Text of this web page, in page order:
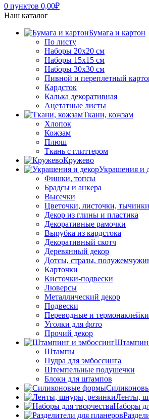
0 пунктов 0,00₽
Наш каталог
Бумага и картон
По листу
Наборы 20х20 см
Наборы 15х15 см
Наборы 30х30 см
Пивной и переплетный
Кардсток
Калька декоративная
Ацетатные листы
Ткани, кожзам
Хлопок
Кожзам
Плюш
Ткань с глиттером
Кружево
Украшения и
Фишки, топсы
Брадсы и анкера
Высечки
Цветочки, листочки, тычинки
Декор из глины и пластика
Декоративные рамочки
Вырубка из кардстока
Декоративный скотч
Деревянный декор
Дотсы, стразы,
Карточки
Кисточки-подвески
Люверсы
Металлический декор
Подвески
Переводные и термонаклейки
Уголки для фото
Прочий декор
Штампы
Пудра для эмбоссинга
Штемпельные подушечки
Блоки для штампов
Ленты,
Наборы